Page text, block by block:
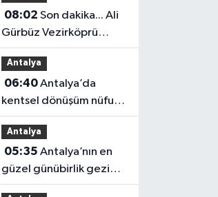
08:02
Gürbüz Vezirköprü
Kunduz'da yok...
Antalyalı başpehlivanın
ismi sistemden silindi
Antalya
06:40Antalya’da
kentsel dönüşüm nüfusu
patlattı
Antalya
05:35
güzel günübirlik gezi
rotaları!